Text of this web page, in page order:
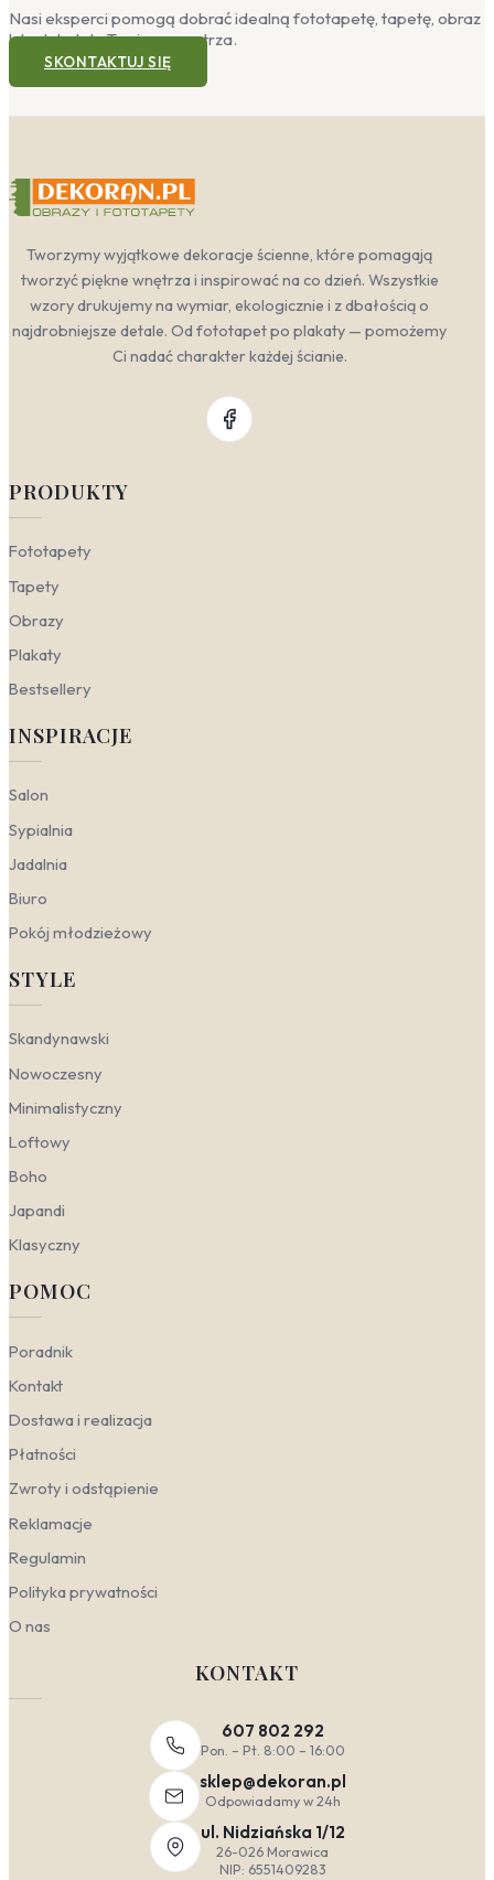
Nasi eksperci pomogą dobrać idealną fototapetę, tapetę, obraz
lub plakat do Twojego wnętrza.
SKONTAKTUJ SIĘ
Tworzymy wyjątkowe dekoracje ścienne, które pomagają
tworzyć piękne wnętrza i inspirować na co dzień. Wszystkie
wzory drukujemy na wymiar, ekologicznie i z dbałością o
najdrobniejsze detale. Od fototapet po plakaty — pomożemy
Ci nadać charakter każdej ścianie.
PRODUKTY
Fototapety
Tapety
Obrazy
Plakaty
Bestsellery
INSPIRACJE
Salon
Sypialnia
Jadalnia
Biuro
Pokój młodzieżowy
STYLE
Skandynawski
Nowoczesny
Minimalistyczny
Loftowy
Boho
Japandi
Klasyczny
POMOC
Poradnik
Kontakt
Dostawa i realizacja
Płatności
Zwroty i odstąpienie
Reklamacje
Regulamin
Polityka prywatności
O nas
KONTAKT
607 802 292
Pon. – Pt. 8:00 – 16:00
sklep@dekoran.pl
Odpowiadamy w 24h
ul. Nidziańska 1/12
26-026 Morawica
NIP: 6551409283